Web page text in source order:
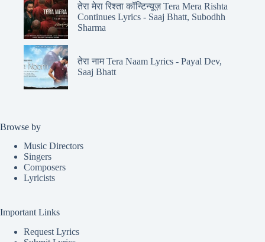
तेरा मेरा रिश्ता कॉन्टिन्यूज़ Tera Mera Rishta
Continues Lyrics - Saaj Bhatt, Subodhh
Sharma
तेरा नाम Tera Naam Lyrics - Payal Dev,
Saaj Bhatt
Browse by
Music Directors
Singers
Composers
Lyricists
Important Links
Request Lyrics